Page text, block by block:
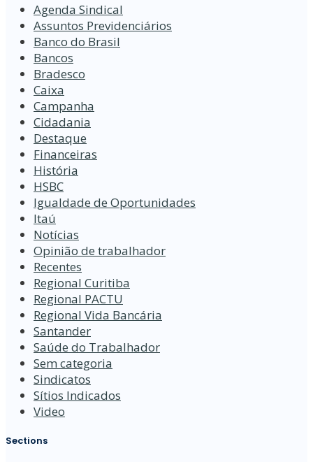
Agenda Sindical
Assuntos Previdenciários
Banco do Brasil
Bancos
Bradesco
Caixa
Campanha
Cidadania
Destaque
Financeiras
História
HSBC
Igualdade de Oportunidades
Itaú
Notícias
Opinião de trabalhador
Recentes
Regional Curitiba
Regional PACTU
Regional Vida Bancária
Santander
Saúde do Trabalhador
Sem categoria
Sindicatos
Sítios Indicados
Video
Sections